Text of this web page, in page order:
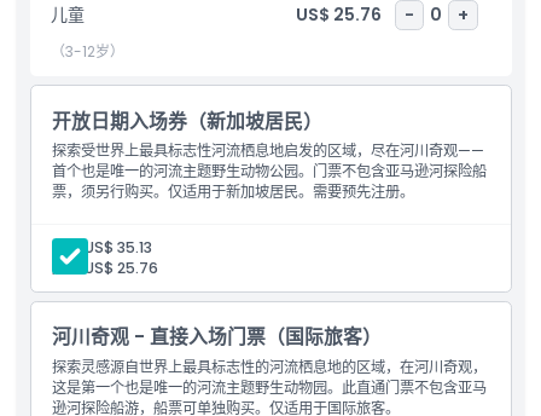
附加额外
营业时间
需要了解的事项
位置
如何到达那里
儿童 US$ 25.76 - 0 +
（3-12岁）
开放日期入场券（新加坡居民）
探索受世界上最具标志性河流栖息地启发的区域，尽在河川奇观——
首个也是唯一的河流主题野生动物公园。门票不包含亚马逊河探险船
票，须另行购买。仅适用于新加坡居民。需要预先注册。
成人: US$ 35.13
儿童:
US$ 25.76
河川奇观 - 直接入场门票（国际旅客）
探索灵感源自世界上最具标志性的河流栖息地的区域，在河川奇观，
这是第一个也是唯一的河流主题野生动物园。此直通门票不包含亚马
逊河探险船游，船票可单独购买。仅适用于国际旅客。